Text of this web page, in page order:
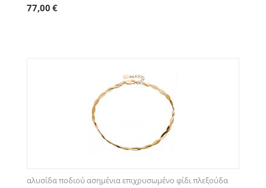
77,00 €
αλυσίδα ποδιού ασημένια επιχρυσωμένο φίδι πλεξούδα